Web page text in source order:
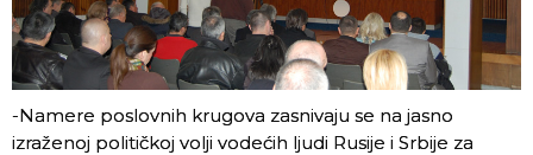
-Namere poslovnih krugova zasnivaju se na jasno
izraženoj političkoj volji vodećih ljudi Rusije i Srbije za